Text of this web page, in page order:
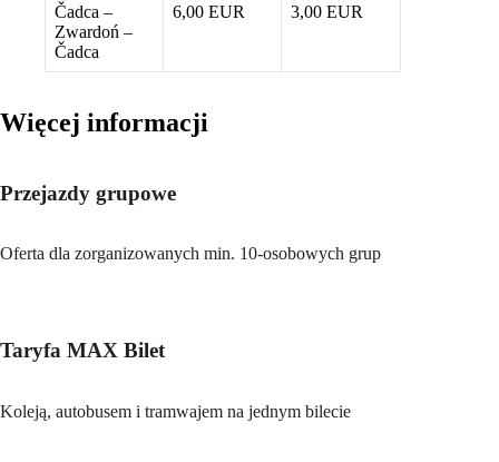
Čadca –
Zwardoń –
Čadca
6,00 EUR 3,00 EUR
Więcej informacji
Przejazdy grupowe
Oferta dla zorganizowanych min. 10-osobowych grup
Taryfa MAX Bilet
Koleją, autobusem i tramwajem na jednym bilecie